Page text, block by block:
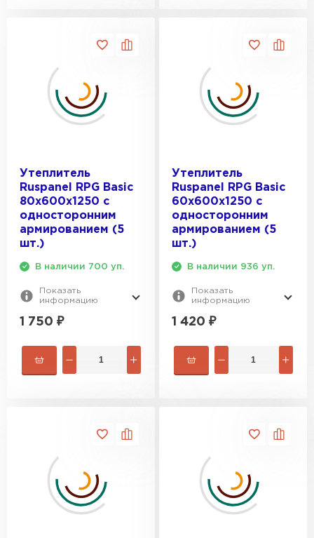
Утеплитель
Ruspanel RPG Basic
80х600х1250 с
односторонним
армированием (5
шт.)
В наличии 700 уп.
Показать
информацию
1 750 ₽
Утеплитель
Ruspanel RPG Basic
60х600х1250 с
односторонним
армированием (5
шт.)
В наличии 936 уп.
Показать
информацию
1 420 ₽